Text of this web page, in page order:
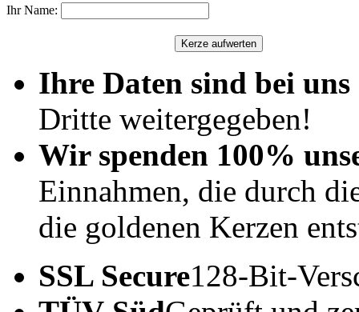
Ihr Name:
Ihre Daten sind bei uns
Dritte weitergegeben!
Wir spenden 100%
Einnahmen, die durch
die goldenen Kerzen
SSL Secure128-Bit-